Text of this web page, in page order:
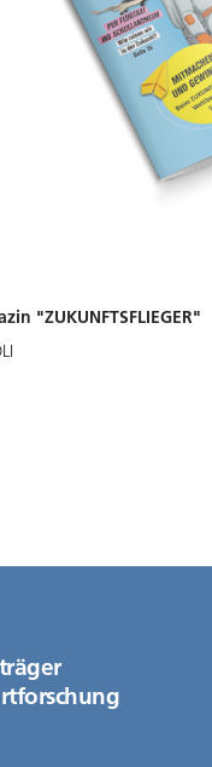
"ZUKUNFTSFLIEGER"